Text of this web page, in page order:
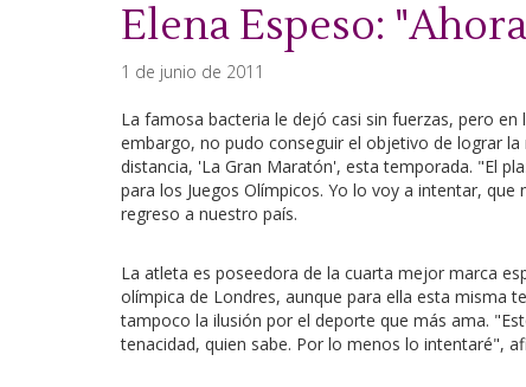
Elena Espeso:
1 de junio de 2011
La famosa bacteria le dejó casi sin fuerzas, pero
embargo, no pudo conseguir el objetivo de lograr
distancia, 'La Gran Maratón', esta temporada. "El
para los Juegos Olímpicos. Yo lo voy a intentar,
regreso a nuestro país.
La atleta es poseedora de la cuarta mejor marca
olímpica de Londres, aunque para ella esta misma
tampoco la ilusión por el deporte que más ama.
tenacidad, quien sabe. Por lo menos lo intentaré",